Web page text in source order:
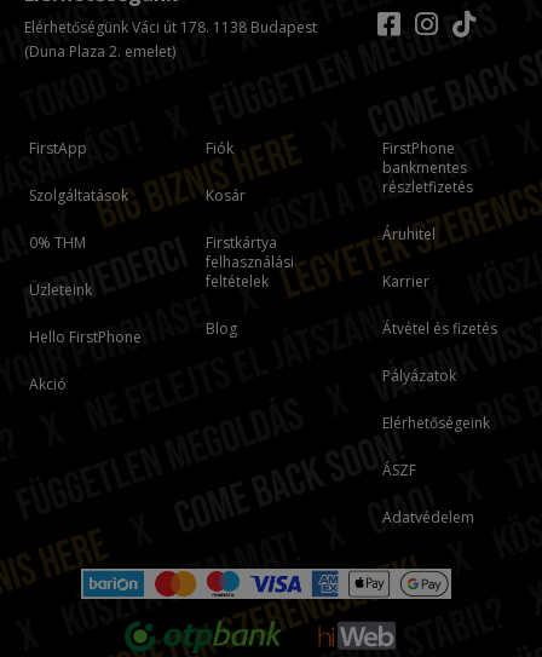
FirstApp
Szolgáltatások
0% THM
Üzleteink
Hello FirstPhone
Akció
Fiók
Kosár
Firstkártya
felhasználási
feltételek
Blog
FirstPhone
bankmentes
részletfizetés
Áruhitel
Karrier
Átvétel és fizetés
Pályázatok
Elérhetőségeink
ÁSZF
Adatvédelem
Elérhetőségünk Váci út 178. 1138 Budapest
(Duna Plaza 2. emelet)